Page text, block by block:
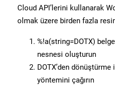
Cloud API’lerini kullanarak
olmak üzere birden fazla
%!a(string=DOTX)
nesnesi oluşturun
DOTX’den dönüştürme
yöntemini çağırın